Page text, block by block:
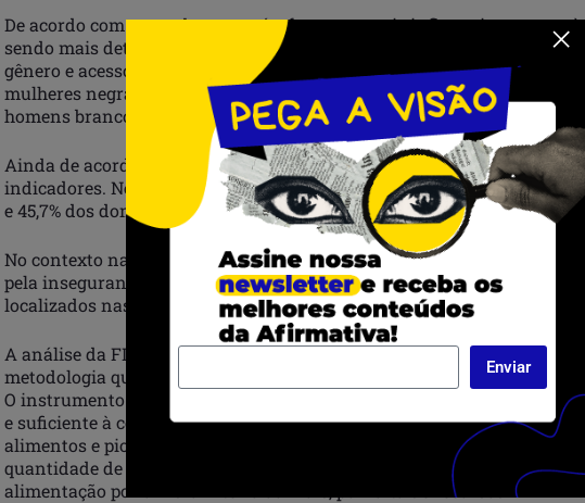
De acordo com o estudo, a raça é o fator que mais influencia o acesso
sendo mais determinante que o gênero. O cruzamento de dados
gênero e acesso a trabalho e emprego mostram que, mesmo com
mulheres negras enfrentam níveis de insegurança alimentar
homens brancos em condições mais precárias de trabalho.
Ainda de acordo com o levantamento, as regiões Norte e Nordeste
indicadores. Nesses territórios, a insegurança alimentar atinge,
e 45,7% dos domicílios chefiados por mulheres negras.
No contexto nacional, os domicílios localizados nas áreas rurais são
pela insegurança alimentar em diferentes níveis, quando
localizados nas zonas urbanas.
A análise da FIAN Brasil adota a Escala Brasileira de Insegurança
metodologia que classifica o acesso à alimentação a partir da
O instrumento identifica quatro níveis: segurança alimentar, quando
e suficiente à comida; insegurança leve, marcada pela preocupação
alimentos e piora na qualidade da dieta; insegurança moderada,
quantidade de comida consumida; e insegurança grave, que
alimentação por um dia inteiro ou mais, por falta de recursos.
Enviar